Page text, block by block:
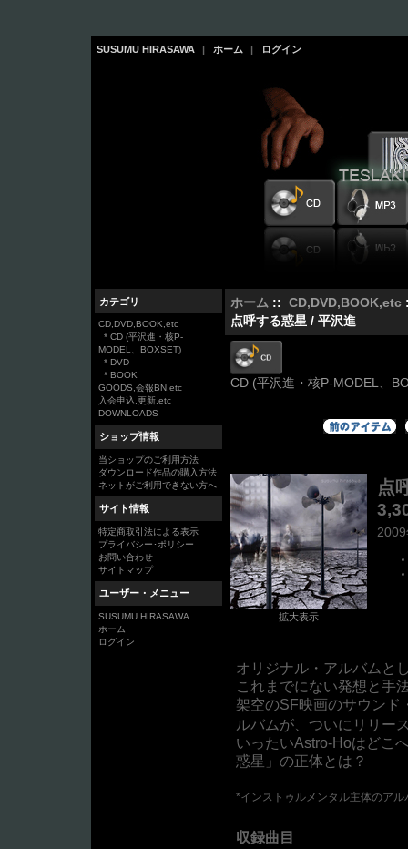
SUSUMU HIRASAWA | ホーム | ログイン
カテゴリ
CD,DVD,BOOK,etc
* CD (平沢進・核P-
MODEL、BOXSET)
* DVD
* BOOK
GOODS,会報BN,etc
入会申込,更新,etc
DOWNLOADS
ショップ情報
当ショップのご利用方法
ダウンロード作品の購入方法
ネットがご利用できない方へ
サイト情報
特定商取引法による表示
プライバシー･ポリシー
お問い合わせ
サイトマップ
ユーザー・メニュー
SUSUMU HIRASAWA
ホーム
ログイン
ホーム :: CD,DVD,BOOK,etc
点呼する惑星 / 平沢進
CD (平沢進・核P-MODEL、
拡大表示
点
オリジナル・アルバムと
これまでにない発想と手
架空のSF映画のサウンド
ルバムが、ついにリリー
いったいAstro-Hoはどこ
惑星」の正体とは？
*インストゥルメンタル主体のア
収録曲目